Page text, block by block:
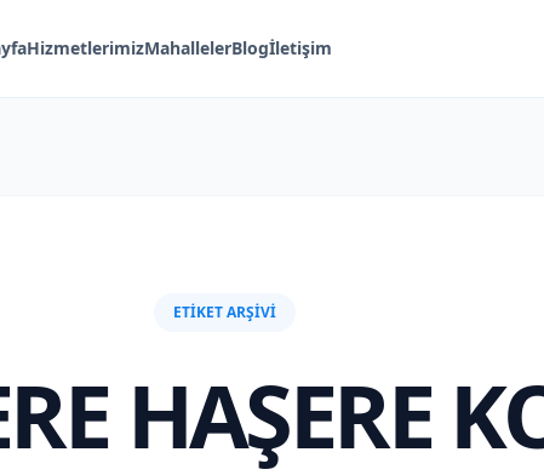
HizmetlerimizMahallelerBlogİletişim
ETIKET ARŞIVI
HAŞERE